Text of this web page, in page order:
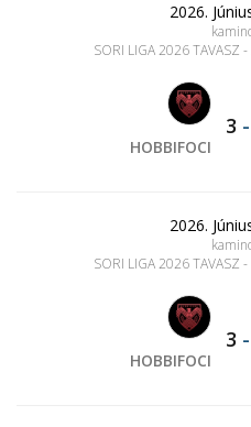
2026.
SORI LIGA 2026 TAVASZ
HOBBIFOCI
3 -
2026.
SORI LIGA 2026 TAVASZ
HOBBIFOCI
3 -